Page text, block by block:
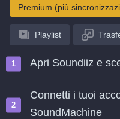
Premium (più
Playlist
Apri Soundiiz e
Connetti i tuoi
SoundMachine